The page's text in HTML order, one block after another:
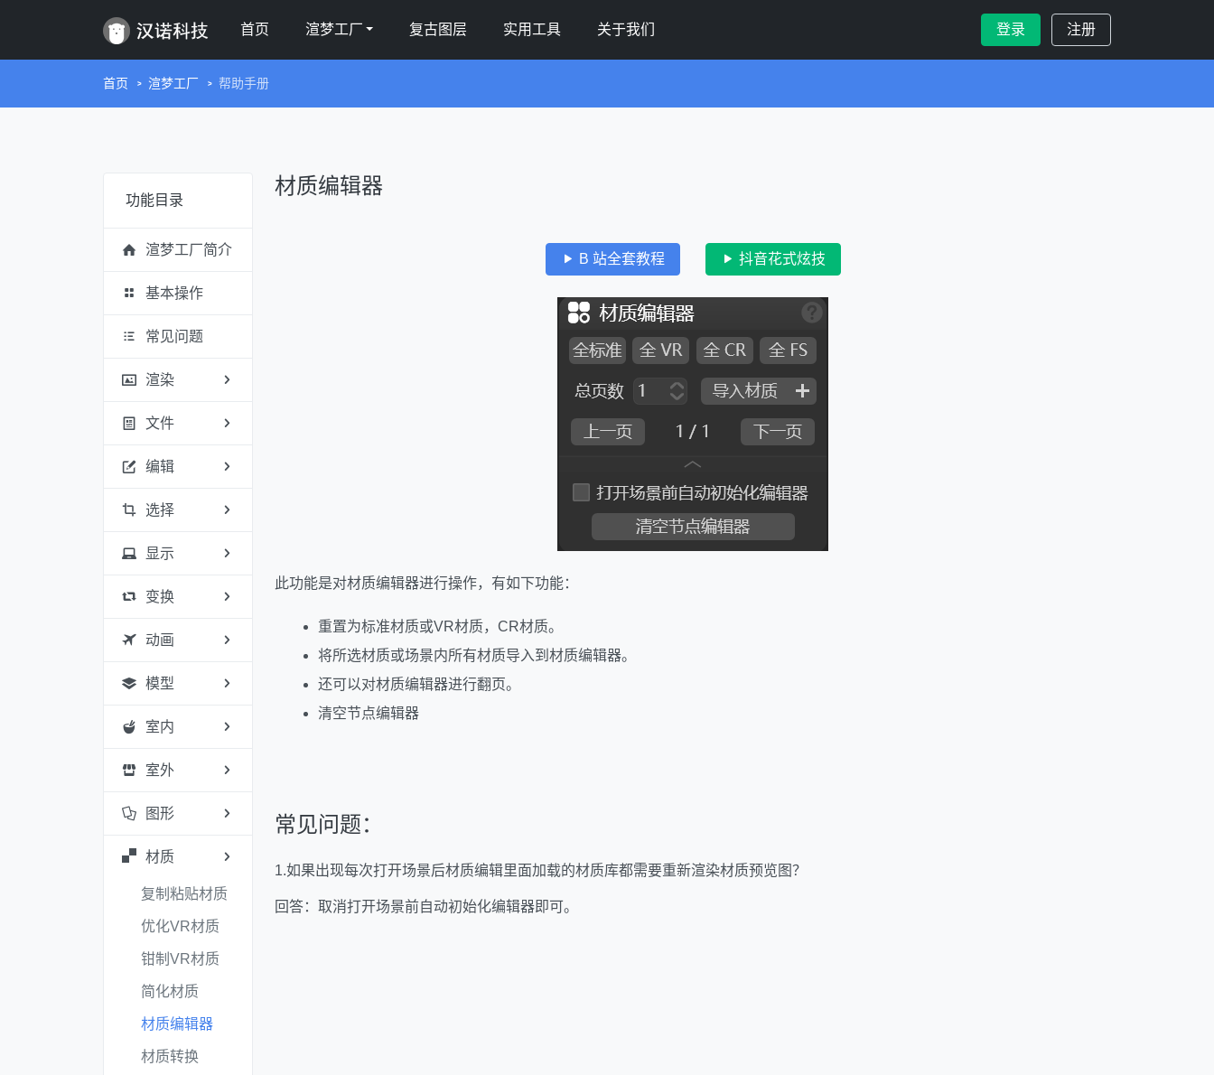
首页 渲梦工厂 复古图层 实用工具 关于我们 登录 注册
首页 渲梦工厂 帮助手册
材质编辑器
B 站全套教程 抖音花式炫技
此功能是对材质编辑器进行操作，有如下功能：
重置为标准材质或VR材质，CR材质。
将所选材质或场景内所有材质导入到材质编辑器。
还可以对材质编辑器进行翻页。
清空节点编辑器
常见问题：
1.如果出现每次打开场景后材质编辑里面加载的材质库都需要重新渲染材质预览图？
回答：取消打开场景前自动初始化编辑器即可。
功能目录
渲梦工厂简介
基本操作
常见问题
渲染
文件
编辑
选择
显示
变换
动画
模型
室内
室外
图形
材质
复制粘贴材质
优化VR材质
钳制VR材质
简化材质
材质编辑器
材质转换